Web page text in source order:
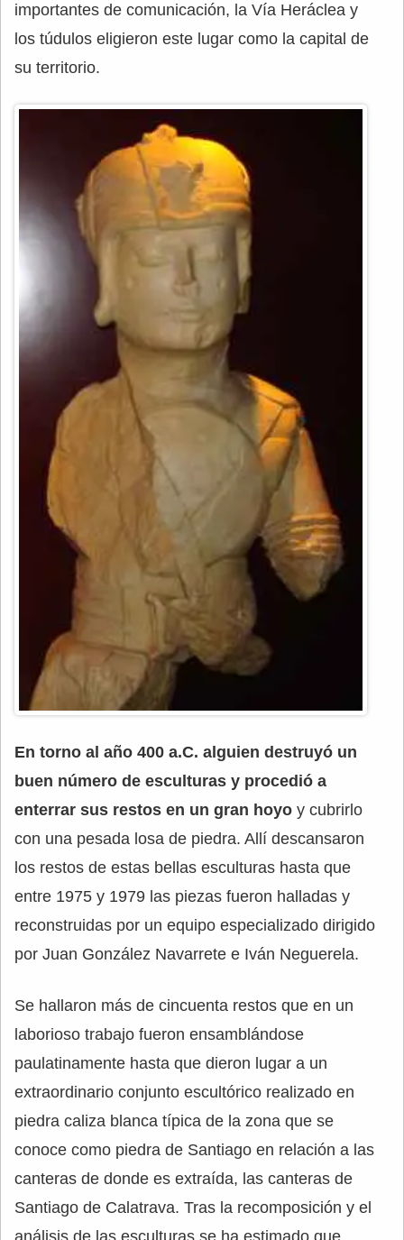
importantes de comunicación, la Vía Heráclea y
los túdulos eligieron este lugar como la capital de
su territorio.
En torno al año 400 a.C. alguien destruyó un
buen número de esculturas y procedió a
enterrar sus restos en un gran hoyo y cubrirlo
con una pesada losa de piedra. Allí descansaron
los restos de estas bellas esculturas hasta que
entre 1975 y 1979 las piezas fueron halladas y
reconstruidas por un equipo especializado dirigido
por Juan González Navarrete e Iván Neguerela.
Se hallaron más de cincuenta restos que en un
laborioso trabajo fueron ensamblándose
paulatinamente hasta que dieron lugar a un
extraordinario conjunto escultórico realizado en
piedra caliza blanca típica de la zona que se
conoce como piedra de Santiago en relación a las
canteras de donde es extraída, las canteras de
Santiago de Calatrava. Tras la recomposición y el
análisis de las esculturas se ha estimado que